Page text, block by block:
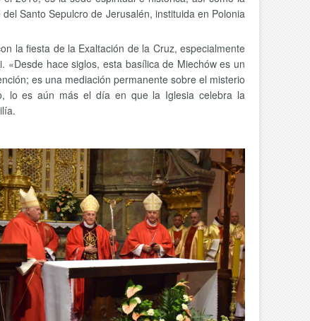
Santo Sepulcro de Jerusalén, instituida en Polonia
la fiesta de la Exaltación de la Cruz, especialmente
hace siglos, esta basílica de Miechów es un
es una mediación permanente sobre el misterio
lo es aún más el día en que la Iglesia celebra la